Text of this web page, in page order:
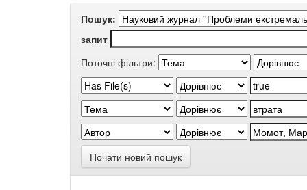
Пошук:
запит
Поточні фільтри:
Почати новий пошук